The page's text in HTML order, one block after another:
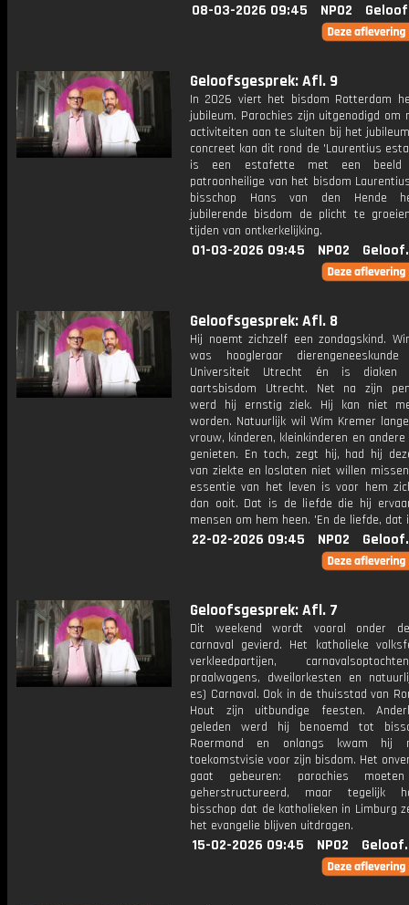
08-03-2026 09:45 NPO2
Geloofsgesprek: Afl. 9
In 2026 viert het bisdom Rotterdam
jubileum. Parochies zijn uitgenodigd om
activiteiten aan te sluiten bij het
concreet kan dit rond de 'Laurentius
is een estafette met een
patroonheilige van het bisdom
bisschop Hans van den Hende
jubilerende bisdom de plicht te
tijden van ontkerkelijking.
01-03-2026 09:45 NPO2
Geloofsgesprek: Afl. 8
Hij noemt zichzelf een zondagskind.
was hoogleraar
Universiteit Utrecht én is diaken
aartsbisdom Utrecht. Net na zijn
werd hij ernstig ziek. Hij kan niet
worden. Natuurlijk wil Wim Kremer
vrouw, kinderen, kleinkinderen en
genieten. En toch, zegt hij, had hij
van ziekte en loslaten niet willen
essentie van het leven is voor hem
dan ooit. Dat is de liefde die hij
mensen om hem heen. 'En de liefde, dat
22-02-2026 09:45 NPO2
Geloofsgesprek: Afl. 7
Dit weekend wordt vooral onder
carnaval gevierd. Het katholieke
verkleedpartijen,
praalwagens, dweilorkesten en
es) Carnaval. Ook in de thuisstad van
Hout zijn uitbundige feesten.
geleden werd hij benoemd tot
Roermond en onlangs kwam hij
toekomstvisie voor zijn bisdom. Het
gaat gebeuren: parochies
geherstructureerd, maar tegelijk
bisschop dat de katholieken in Limburg
het evangelie blijven uitdragen.
15-02-2026 09:45 NPO2